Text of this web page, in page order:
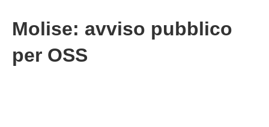
Molise: avviso pubblico
per OSS